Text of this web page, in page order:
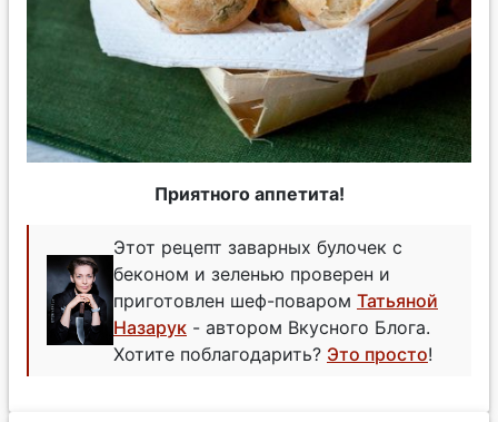
Приятного аппетита!
Этот рецепт заварных булочек с
беконом и зеленью проверен и
приготовлен шеф-поваром Татьяной
Назарук - автором Вкусного Блога.
Хотите поблагодарить? Это просто!